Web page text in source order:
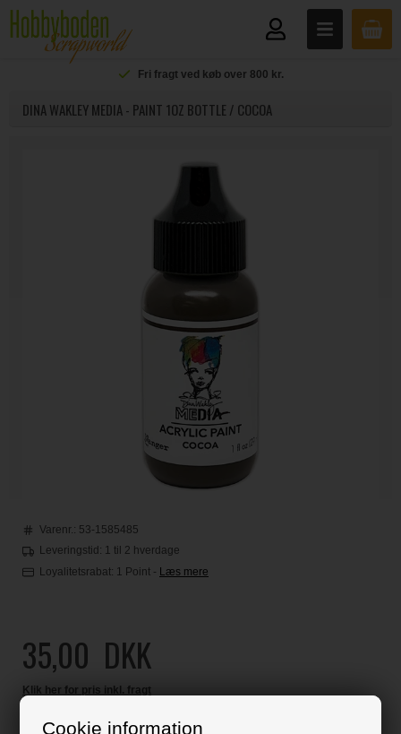
Cookie information
Fri fragt ved køb over 800 kr.
DINA WAKLEY MEDIA - PAINT 1OZ BOTTLE / COCOA
Varenr.: 53-1585485
Leveringstid: 1 til 2 hverdage
Loyalitetsrabat: 1 Point - Læs mere
35,00 DKK
Klik her for pris inkl. fragt